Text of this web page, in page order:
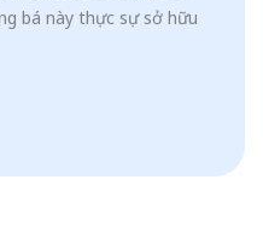
bá này thực sự sở hữu